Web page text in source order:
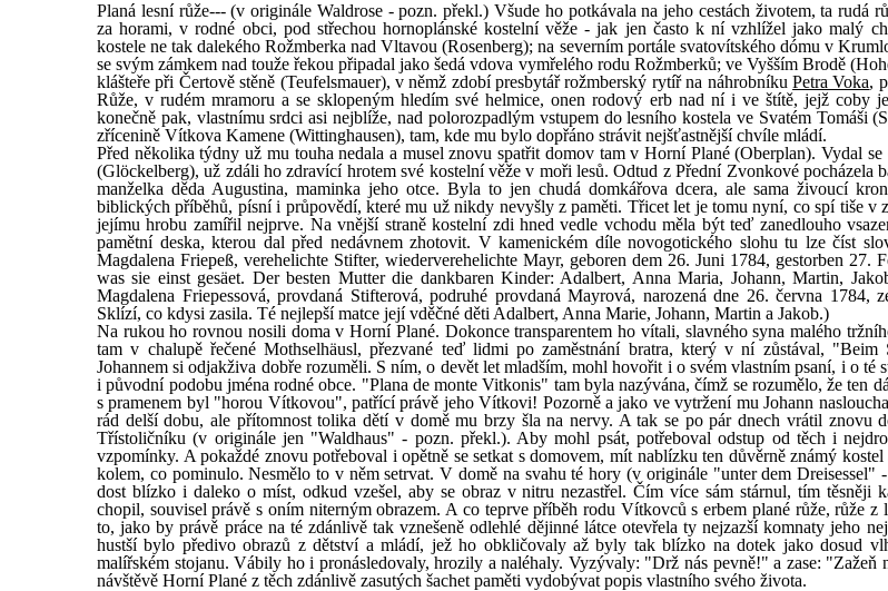
Planá lesní růže--- (v originále Waldrose - pozn. překl.) Všude ho potkávala na jeho cestách životem, ta rudá
za horami, v rodné obci, pod střechou hornoplánské kostelní věže - jak jen často k ní vzhlížel jako malý
kostele ne tak dalekého Rožmberka nad Vltavou (Rosenberg); na severním portále svatovítského dómu v
se svým zámkem nad touže řekou připadal jako šedá vdova vymřelého rodu Rožmberků; ve Vyšším Brodě
klášteře při Čertově stěně (Teufelsmauer), v němž zdobí presbytář rožmberský rytíř na náhrobníkuPetra Voka,
Růže, v rudém mramoru a se sklopeným hledím své helmice, onen rodový erb nad ní i ve štítě, jejž coby
konečně pak, vlastnímu srdci asi nejblíže, nad polorozpadlým vstupem do lesního kostela ve Svatém Tomáši
zřícenině Vítkova Kamene (Wittinghausen), tam, kde mu bylo dopřáno strávit nejšťastnější chvíle mládí.
Před několika týdny už mu touha nedala a musel znovu spatřit domov tam v Horní Plané (Oberplan). Vydal se
(Glöckelberg), už zdáli ho zdravící hrotem své kostelní věže v moři lesů. Odtud z Přední Zvonkové pocházela
manželka děda Augustina, maminka jeho otce. Byla to jen chudá domkářova dcera, ale sama živoucí
biblických příběhů, písní i průpovědí, které mu už nikdy nevyšly z paměti. Třicet let je tomu nyní, co spí tiše v
jejímu hrobu zamířil nejprve. Na vnější straně kostelní zdi hned vedle vchodu měla být teď zanedlouho
pamětní deska, kterou dal před nedávnem zhotovit. V kamenickém díle novogotického slohu tu lze číst
Magdalena Friepeß, verehelichte Stifter, wiederverehelichte Mayr, geboren dem 26. Juni 1784, gestorben 27.
was sie einst gesäet. Der besten Mutter die dankbaren Kinder: Adalbert, Anna Maria, Johann, Martin,
Magdalena Friepessová, provdaná Stifterová, podruhé provdaná Mayrová, narozená dne 26. června 1784,
Sklízí, co kdysi zasila. Té nejlepší matce její vděčné děti Adalbert, Anna Marie, Johann, Martin a Jakob.)
Na rukou ho rovnou nosili doma v Horní Plané. Dokonce transparentem ho vítali, slavného syna malého
tam v chalupě řečené Mothselhäusl, přezvané teď lidmi po zaměstnání bratra, který v ní zůstával, "Beim
Johannem si odjakživa dobře rozuměli. S ním, o devět let mladším, mohl hovořit i o svém vlastním psaní, i o té
i původní podobu jména rodné obce. "Plana de monte Vitkonis" tam byla nazývána, čímž se rozumělo, že ten
s pramenem byl "horou Vítkovou", patřící právě jeho Vítkovi! Pozorně a jako ve vytržení mu Johann
rád delší dobu, ale přítomnost tolika dětí v domě mu brzy šla na nervy. A tak se po pár dnech vrátil znovu
Třístoličníku (v originále jen "Waldhaus" - pozn. překl.). Aby mohl psát, potřeboval odstup od těch i
vzpomínky. A pokaždé znovu potřeboval i opětně se setkat s domovem, mít nablízku ten důvěrně známý
kolem, co pominulo. Nesmělo to v něm setrvat. V domě na svahu té hory (v originále "unter dem Dreisessel"
dost blízko i daleko o míst, odkud vzešel, aby se obraz v nitru nezastřel. Čím více sám stárnul, tím těsněji
chopil, souvisel právě s oním niterným obrazem. A co teprve příběh rodu Vítkovců s erbem plané růže, růže
to, jako by právě práce na té zdánlivě tak vznešeně odlehlé dějinné látce otevřela ty nejzazší komnaty jeho
hustší bylo předivo obrazů z dětství a mládí, jež ho obkličovaly až byly tak blízko na dotek jako dosud
malířském stojanu. Vábily ho i pronásledovaly, hrozily a naléhaly. Vyzývaly: "Drž nás pevně!" a zase: "Zažeň
návštěvě Horní Plané z těch zdánlivě zasutých šachet paměti vydobývat popis vlastního svého života.